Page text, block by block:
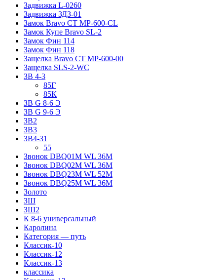
Задвижка L-0260
Задвижка ЗДЗ-01
Замок Bravo СТ MP-600-CL
Замок Купе Bravo SL-2
Замок Фин 114
Замок Фин 118
Защелка Bravo СТ MP-600-00
Защелка SLS-2-WC
ЗВ 4-3
85Г
85К
ЗВ G 8-6 Э
ЗВ G 9-6 Э
ЗВ2
ЗВ3
ЗВ4-31
55
Звонок DBQ01M WL 36M
Звонок DBQ02M WL 36M
Звонок DBQ23M WL 52M
Звонок DBQ25M WL 36M
Золото
ЗШ
ЗШ2
К 8-6 универсальный
Каролина
Категория — путь
Классик-10
Классик-12
Классик-13
классика